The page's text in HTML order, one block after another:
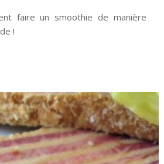
faire un smoothie de manière
!